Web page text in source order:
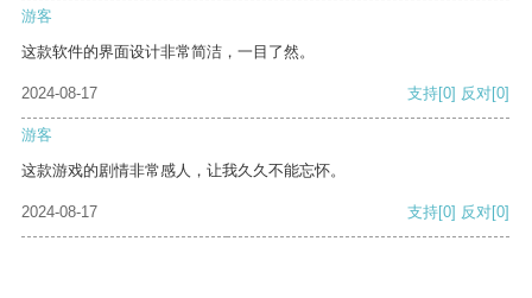
游客
这款软件的界面设计非常简洁，一目了然。
2024-08-17 支持[0] 反对[0]
游客
这款游戏的剧情非常感人，让我久久不能忘怀。
2024-08-17 支持[0] 反对[0]